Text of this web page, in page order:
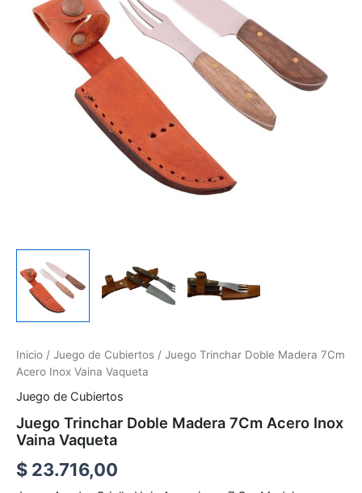
Inicio / Juego de Cubiertos / Juego Trinchar Doble Madera 7Cm
Acero Inox Vaina Vaqueta
Juego de Cubiertos
Juego Trinchar Doble Madera 7Cm Acero Inox
Vaina Vaqueta
$ 23.716,00
Inox
Vaina
Vaqueta